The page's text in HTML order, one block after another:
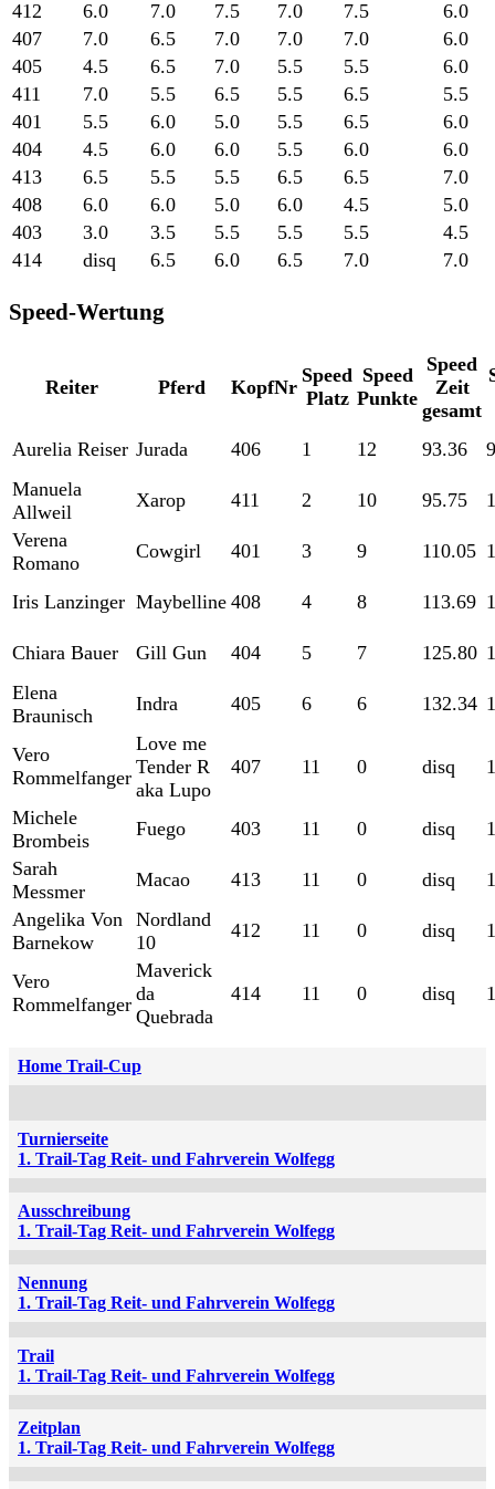
412
6.0 7.0 7.5 7.0 7.5
6.0
407
7.0 6.5 7.0 7.0 7.0
6.0
405
4.5 6.5 7.0 5.5 5.5
6.0
411
7.0 5.5 6.5 5.5 6.5
5.5
401
5.5 6.0 5.0 5.5 6.5
6.0
404
4.5 6.0 6.0 5.5 6.0
6.0
413
6.5 5.5 5.5 6.5 6.5
7.0
408
6.0 6.0 5.0 6.0 4.5
5.0
403
3.0 3.5 5.5 5.5 5.5
4.5
414
disq 6.5 6.0 6.5 7.0 7.0
Speed-Wertung
Reiter Pferd KopfNr
Speed
Platz
Speed
Punkte
Speed
Zeit
gesamt
Aurelia Reiser Jurada 406 1 12 93.36
Manuela
Allweil
Xarop 411 2 10 95.75
Verena
Romano
Cowgirl 401 3 9 110.05
Iris Lanzinger Maybelline 408 4 8 113.69
Chiara Bauer Gill Gun 404 5 7 125.80
Elena
Braunisch
Indra 405 6 6 132.34
Vero
Rommelfanger
Love me
Tender R
aka Lupo
407 11 0 disq
Michele
Brombeis
Fuego 403 11 0 disq
Sarah
Messmer
Macao 413 11 0 disq
Angelika Von
Barnekow
Nordland
10
412 11 0 disq
Vero
Rommelfanger
Maverick
da
Quebrada
414 11 0 disq
Home Trail-Cup
Turnierseite
1. Trail-Tag Reit- und Fahrverein Wolfegg
Ausschreibung
1. Trail-Tag Reit- und Fahrverein Wolfegg
Nennung
1. Trail-Tag Reit- und Fahrverein Wolfegg
Trail
1. Trail-Tag Reit- und Fahrverein Wolfegg
Zeitplan
1. Trail-Tag Reit- und Fahrverein Wolfegg